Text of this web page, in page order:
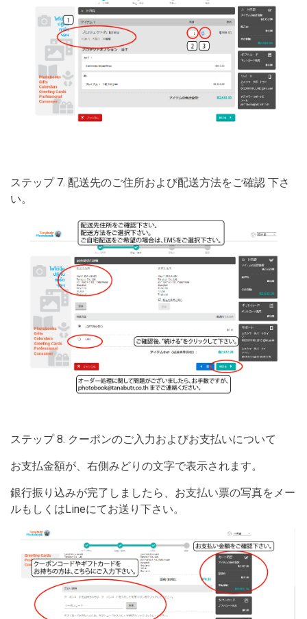
ステップ 7. 配送先のご住所および配送方法をご確認 下さ
い。
ステップ 8. クーポンのご入力およびお支払いについて
お支払金額が、右側みどりの文字で表示されます。
銀行振り込みが完了しましたら、お支払い票の写真をメー
ルもしくはLineにてお送り下さい。